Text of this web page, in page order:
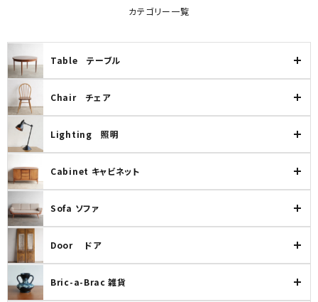
カテゴリー一覧
Table テーブル
Chair チェア
Lighting 照明
Cabinet キャビネット
Sofa ソファ
Door ドア
Bric-a-Brac 雑貨